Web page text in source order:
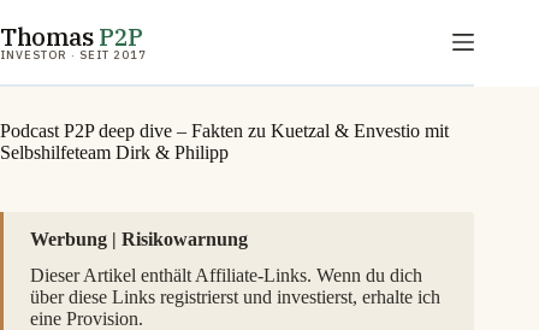
Inhalt
springen
ThomasP2P
INVESTOR · SEIT 2017
Podcast P2P deep dive – Fakten zu Kuetzal & Envestio mit
Selbshilfeteam Dirk & Philipp
Werbung | Risikowarnung
Dieser Artikel enthält Affiliate-Links. Wenn du dich
über diese Links registrierst und investierst, erhalte ich
eine Provision.